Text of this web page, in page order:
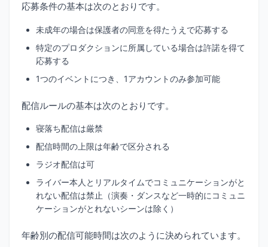
応募条件の基本は次のとおりです。
未成年の場合は保護者の同意を得たうえで応募する
特定のプロダクションに所属している場合は許諾を得て
応募する
1つのイベントにつき、1アカウントのみ参加可能
配信ルールの基本は次のとおりです。
寝落ち配信は厳禁
配信時間の上限は年齢で区分される
ラジオ配信は可
ライバー本人とリアルタイムでコミュニケーションがと
れない配信は禁止（演奏・ダンスなど一時的にコミュニ
ケーションがとれないシーンは除く）
年齢別の配信可能時間は次のように決められています。